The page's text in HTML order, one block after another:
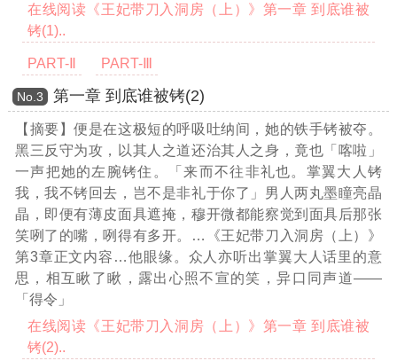
在线阅读《王妃带刀入洞房（上）》第一章 到底谁被
铐(1)..
PART-Ⅱ PART-Ⅲ
Νο.3 第一章 到底谁被铐(2)
【摘要】便是在这极短的呼吸吐纳间，她的铁手铐被夺。
黑三反守为攻，以其人之道还治其人之身，竟也「喀啦」
一声把她的左腕铐住。「来而不往非礼也。掌翼大人铐
我，我不铐回去，岂不是非礼于你了」男人两丸墨瞳亮晶
晶，即便有薄皮面具遮掩，穆开微都能察觉到面具后那张
笑咧了的嘴，咧得有多开。
…《王妃带刀入洞房（上）》
第3章正文内容…他眼缘。众人亦听出掌翼大人话里的意
思，相互瞅了瞅，露出心照不宣的笑，异口同声道——
「得令」
在线阅读《王妃带刀入洞房（上）》第一章 到底谁被
铐(2)..